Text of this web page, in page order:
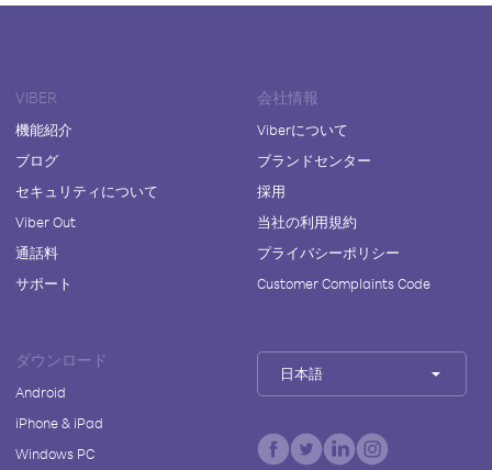
VIBER
機能紹介
ブログ
セキュリティについて
Viber Out
通話料
サポート
会社情報
Viberについて
ブランドセンター
採用
当社の利用規約
プライバシーポリシー
Customer Complaints Code
ダウンロード
Android
iPhone & iPad
Windows PC
日本語